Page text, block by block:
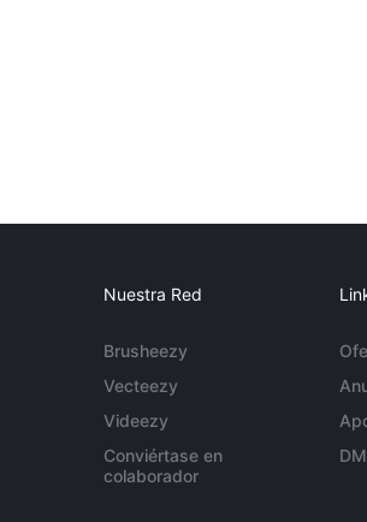
Nuestra Red
Brusheezy
Vecteezy
Videezy
Conviértase en
colaborador